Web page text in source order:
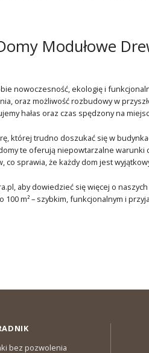
Modułowe
nowoczesność, ekologię i
oraz możliwość rozbudowy w
hałas oraz czas spędzony na
której trudno doszukać się w
te oferują niepowtarzalne
sprawia, że każdy dom jest
aby dowiedzieć się więcej o
m² – szybkim, funkcjonalnym i
bez pozwolenia